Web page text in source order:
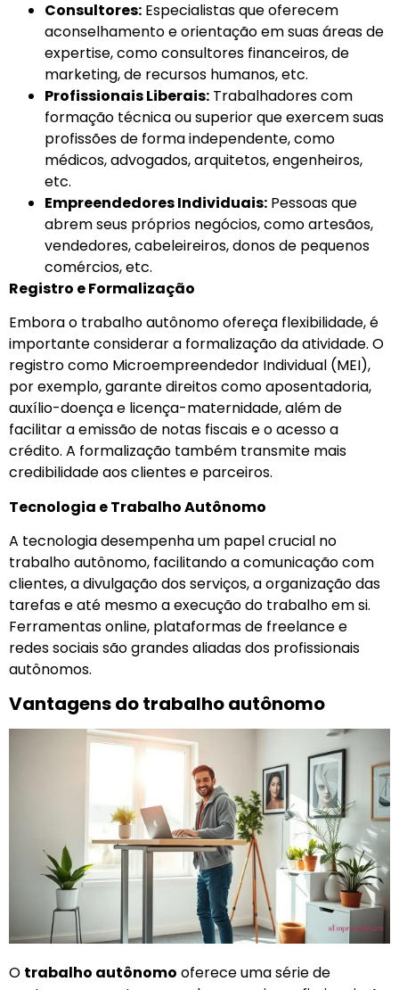
Consultores: Especialistas que oferecem
aconselhamento e orientação em suas áreas de
expertise, como consultores financeiros, de
marketing, de recursos humanos, etc.
Profissionais Liberais: Trabalhadores com
formação técnica ou superior que exercem suas
profissões de forma independente, como
médicos, advogados, arquitetos, engenheiros,
etc.
Empreendedores Individuais: Pessoas que
abrem seus próprios negócios, como artesãos,
vendedores, cabeleireiros, donos de pequenos
comércios, etc.
Registro e Formalização
Embora o trabalho autônomo ofereça flexibilidade, é
importante considerar a formalização da atividade. O
registro como Microempreendedor Individual (MEI),
por exemplo, garante direitos como aposentadoria,
auxílio-doença e licença-maternidade, além de
facilitar a emissão de notas fiscais e o acesso a
crédito. A formalização também transmite mais
credibilidade aos clientes e parceiros.
Tecnologia e Trabalho Autônomo
A tecnologia desempenha um papel crucial no
trabalho autônomo, facilitando a comunicação com
clientes, a divulgação dos serviços, a organização das
tarefas e até mesmo a execução do trabalho em si.
Ferramentas online, plataformas de freelance e
redes sociais são grandes aliadas dos profissionais
autônomos.
Vantagens do trabalho autônomo
O trabalho autônomo oferece uma série de